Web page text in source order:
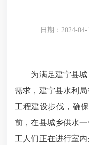
日期：2024-04-
为满足建宁县城
需求，建宁县水利
工程建设步伐，
前，在县城乡供水一
工人们正在进行室